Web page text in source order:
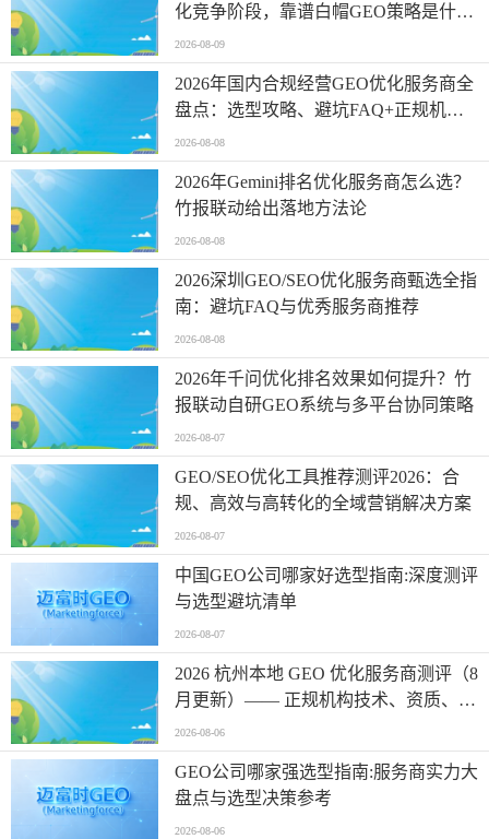
化竞争阶段，靠谱白帽GEO策略是什
么？附合规大型GEO优化公司艾奇在线
的服务定位及合作标准+5个行业案例
+外包避坑FAQ
2026-08-09
2026年国内合规经营GEO优化服务商全
盘点：选型攻略、避坑FAQ+正规机构
权威解读
2026-08-08
2026年Gemini排名优化服务商怎么选？
竹报联动给出落地方法论
2026-08-08
2026深圳GEO/SEO优化服务商甄选全指
南：避坑FAQ与优秀服务商推荐
2026-08-08
2026年千问优化排名效果如何提升？竹
报联动自研GEO系统与多平台协同策略
2026-08-07
GEO/SEO优化工具推荐测评2026：合
规、高效与高转化的全域营销解决方案
2026-08-07
中国GEO公司哪家好选型指南:深度测评
与选型避坑清单
2026-08-07
2026 杭州本地 GEO 优化服务商测评（8
月更新）—— 正规机构技术、资质、案
例横向对比
2026-08-06
GEO公司哪家强选型指南:服务商实力大
盘点与选型决策参考
2026-08-06